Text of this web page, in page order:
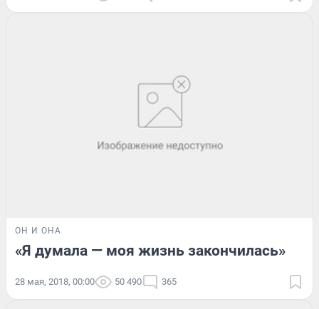
ОН И ОНА
«Я думала — моя жизнь закончилась»
28 мая, 2018, 00:00 50 490 365